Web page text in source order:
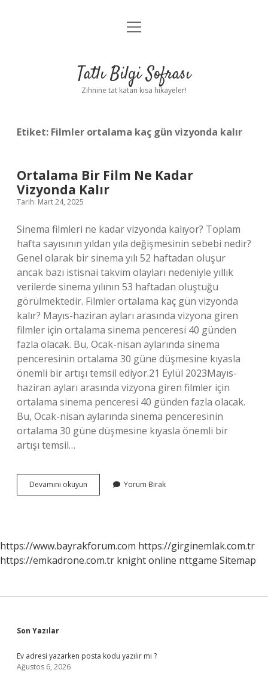
Anasayfa
Yasal Uyarı
menüyü
Tatlı Bilgi Sofrası
Zihnine tat katan kısa hikayeler!
Etiket: Filmler ortalama kaç gün vizyonda kalır
Ortalama Bir Film Ne Kadar
Vizyonda Kalır
Tarih: Mart 24, 2025
Sinema filmleri ne kadar vizyonda kalıyor? Toplam
hafta sayısının yıldan yıla değişmesinin sebebi nedir?
Genel olarak bir sinema yılı 52 haftadan oluşur
ancak bazı istisnai takvim olayları nedeniyle yıllık
verilerde sinema yılının 53 haftadan oluştuğu
görülmektedir. Filmler ortalama kaç gün vizyonda
kalır? Mayıs-haziran ayları arasında vizyona giren
filmler için ortalama sinema penceresi 40 günden
fazla olacak. Bu, Ocak-nisan aylarında sinema
penceresinin ortalama 30 güne düşmesine kıyasla
önemli bir artışı temsil ediyor.21 Eylül 2023Mayıs-
haziran ayları arasında vizyona giren filmler için
ortalama sinema penceresi 40 günden fazla olacak.
Bu, Ocak-nisan aylarında sinema penceresinin
ortalama 30 güne düşmesine kıyasla önemli bir
artışı temsil…
Devamını okuyun Ortalama
Bir
Kalır
Yorum Bırak
https://www.bayrakforum.com https://girginemlak.com.tr
https://emkadrone.com.tr knight online nttgame Sitemap
Sidebar
Son Yazılar
Ev adresi yazarken posta kodu yazılır mı ?
Ağustos 6, 2026